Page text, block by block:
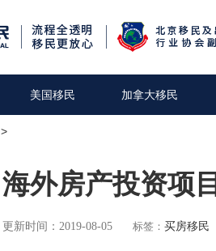
美国移民 加拿大移民
>
海外房产投资项
更新时间：2019-08-05 标签： 买房移民